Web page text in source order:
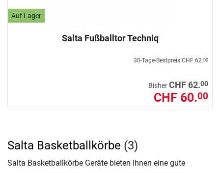
Auf Lager
Salta Fußballtor Techniq
30-Tage-Bestpreis CHF 62.00
BisherCHF 62.00
CHF 60.00
Salta Basketballkörbe (3)
Salta Basketballkörbe Geräte bieten Ihnen eine gute